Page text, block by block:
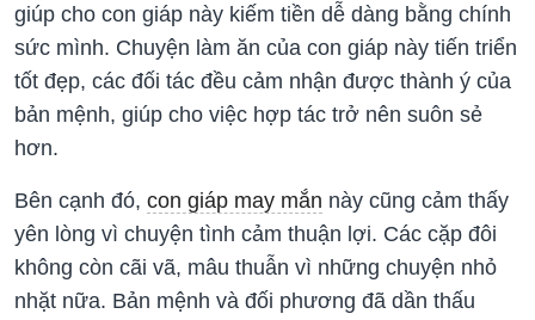
giúp cho con giáp này kiếm tiền dễ dàng bằng chính
sức mình. Chuyện làm ăn của con giáp này tiến triển
tốt đẹp, các đối tác đều cảm nhận được thành ý của
bản mệnh, giúp cho việc hợp tác trở nên suôn sẻ
hơn.
Bên cạnh đó, con giáp may mắn này cũng cảm thấy
yên lòng vì chuyện tình cảm thuận lợi. Các cặp đôi
không còn cãi vã, mâu thuẫn vì những chuyện nhỏ
nhặt nữa. Bản mệnh và đối phương đã dần thấu